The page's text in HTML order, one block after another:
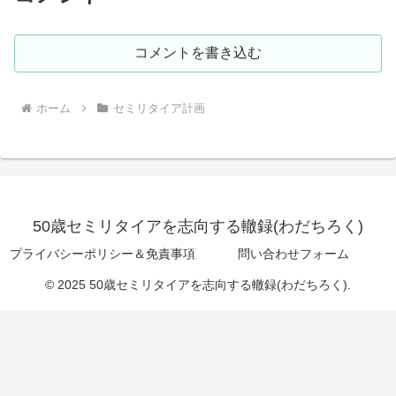
コメントを書き込む
ホーム セミリタイア計画
50歳セミリタイアを志向する轍録(わだちろく)
プライバシーポリシー＆免責事項 問い合わせフォーム
© 2025 50歳セミリタイアを志向する轍録(わだちろく).